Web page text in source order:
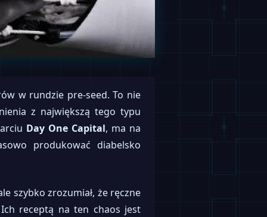
w rundzie pre-seed. To nie
z największą tego typu
Day One Capital, ma na
produkować diabelsko
szybko zrozumiał, że ręczne
receptą na ten chaos jest